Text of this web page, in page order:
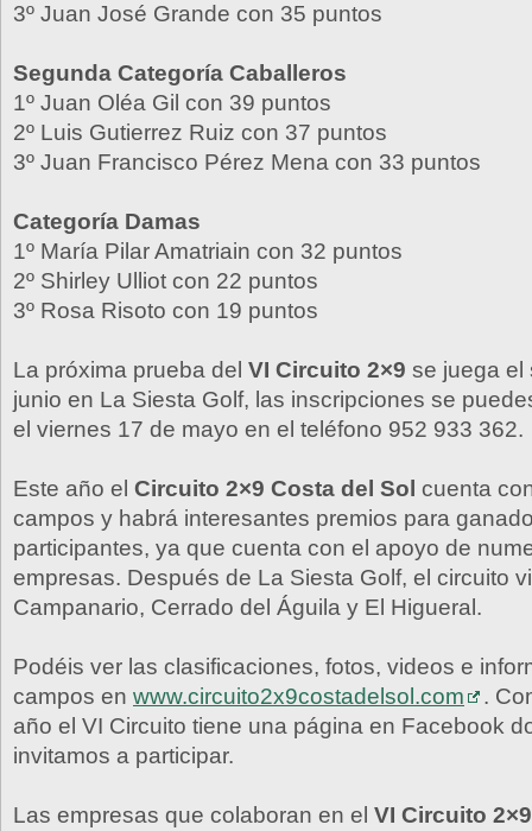
3º Juan José Grande con 35 puntos
Segunda Categoría Caballeros
1º Juan Oléa Gil con 39 puntos
2º Luis Gutierrez Ruiz con 37 puntos
3º Juan Francisco Pérez Mena con 33 puntos
Categoría Damas
1º María Pilar Amatriain con 32 puntos
2º Shirley Ulliot con 22 puntos
3º Rosa Risoto con 19 puntos
La próxima prueba del VI Circuito 2×9 se juega el
junio en La Siesta Golf, las inscripciones se
el viernes 17 de mayo en el teléfono 952 933 362.
Este año el Circuito 2×9 Costa del Sol cuenta
campos y habrá interesantes premios para
participantes, ya que cuenta con el apoyo de
empresas. Después de La Siesta Golf, el circuito
Campanario, Cerrado del Águila y El Higueral.
Podéis ver las clasificaciones, fotos, videos e
campos en www.circuito2x9costadelsol.com
.
año el VI Circuito tiene una página en Facebook
invitamos a participar.
Las empresas que colaboran en el VI Circuito